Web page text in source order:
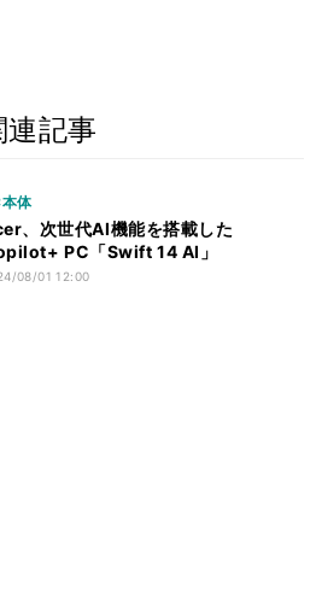
記事
体
、次世代AI機能を搭載した
PC「Swift 14 AI」
08/01 12:00